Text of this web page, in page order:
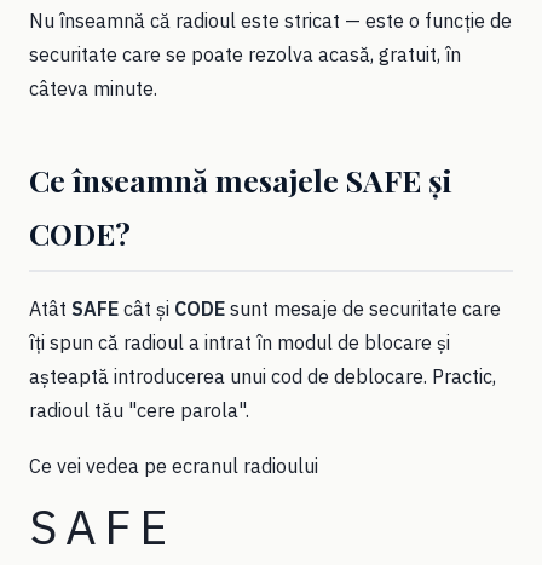
Nu înseamnă că radioul este stricat — este o funcție de
securitate care se poate rezolva acasă, gratuit, în
câteva minute.
Ce înseamnă mesajele SAFE și
CODE?
Atât SAFE cât și CODE sunt mesaje de securitate care
îți spun că radioul a intrat în modul de blocare și
așteaptă introducerea unui cod de deblocare. Practic,
radioul tău "cere parola".
Ce vei vedea pe ecranul radioului
SAFE